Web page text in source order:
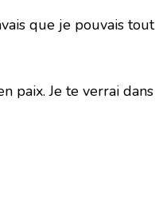
que je pouvais tout
paix. Je te verrai dans